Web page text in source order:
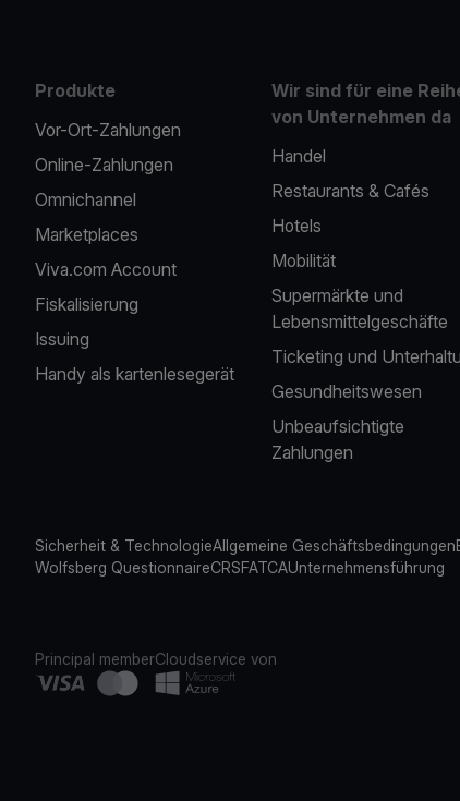
Produkte
Vor-Ort-Zahlungen
Online-Zahlungen
Omnichannel
Marketplaces
Viva.com Account
Fiskalisierung
Issuing
Handy als kartenlesegerät
Wir sind für eine
von Unternehmen da
Handel
Restaurants & Cafés
Hotels
Mobilität
Supermärkte und
Lebensmittelgeschäfte
Ticketing und
Gesundheitswesen
Unbeaufsichtigte
Zahlungen
Sicherheit & TechnologieAllgemeine Geschäftsbedingungen
Wolfsberg QuestionnaireCRSFATCAUnternehmensführung
Principal memberCloudservice von